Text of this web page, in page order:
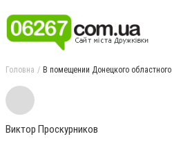
Головна В помещении Донецкого
Виктор Проскурников